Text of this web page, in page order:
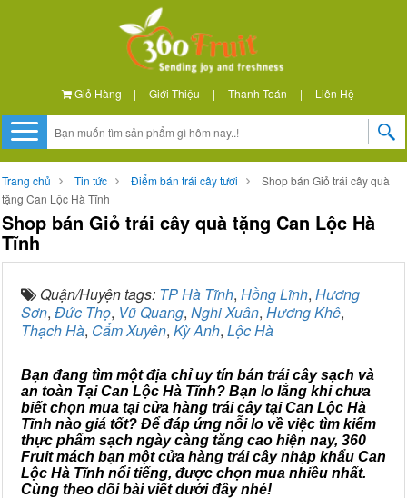
Giỏ Hàng | Giới Thiệu | Thanh Toán | Liên Hệ
Trang chủ Tin tức Điểm bán trái cây tươi
Shop bán Giỏ trái cây quà
tặng Can Lộc Hà Tĩnh
Shop bán Giỏ trái cây quà tặng Can Lộc Hà
Tĩnh
Quận/Huyện tags: TP Hà Tĩnh, Hồng Lĩnh, Hương
Sơn, Đức Thọ, Vũ Quang, Nghi Xuân, Hương Khê,
Thạch Hà, Cẩm Xuyên, Kỳ Anh, Lộc Hà
Bạn đang tìm một địa chỉ uy tín bán trái cây sạch và
an toàn Tại Can Lộc Hà Tĩnh? Bạn lo lắng khi chưa
biết chọn mua tại cửa hàng trái cây tại Can Lộc Hà
Tĩnh nào giá tốt? Để đáp ứng nỗi lo về việc tìm kiếm
thực phẩm sạch ngày càng tăng cao hiện nay, 360
Fruit mách bạn một cửa hàng trái cây nhập khẩu Can
Lộc Hà Tĩnh nổi tiếng, được chọn mua nhiều nhất.
Cùng theo dõi bài viết dưới đây nhé!